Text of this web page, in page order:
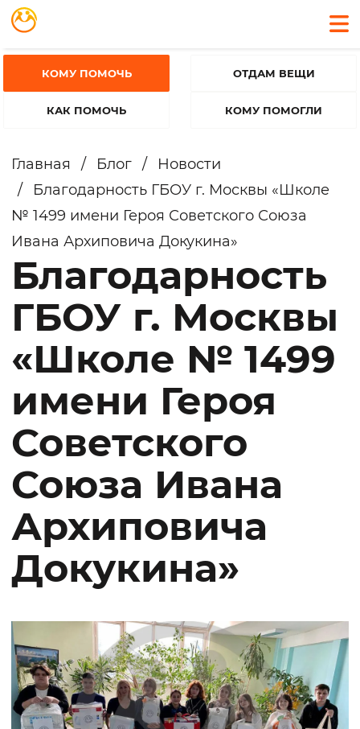
КОМУ ПОМОЧЬ
КАК ПОМОЧЬ
ОТДАМ ВЕЩИ
КОМУ ПОМОГЛИ
Главная / Блог /
Новости
/
Благодарность ГБОУ г. Москвы «Школе
№ 1499 имени Героя Советского Союза
Ивана Архиповича Докукина»
Благодарность
ГБОУ г. Москвы
«Школе № 1499
имени Героя
Советского
Союза Ивана
Архиповича
Докукина»